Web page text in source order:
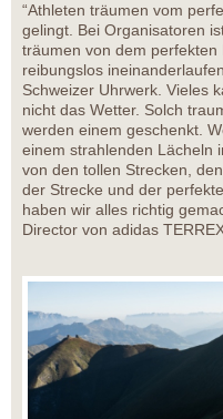
“Athleten träumen vom
gelingt. Bei Organisatoren
träumen von dem
reibungslos
Schweizer Uhrwerk. Vieles
nicht das Wetter. Solch
werden einem geschenkt.
einem strahlenden Lächeln
von den tollen Strecken,
der Strecke und der
haben wir alles richtig
Director von adidas